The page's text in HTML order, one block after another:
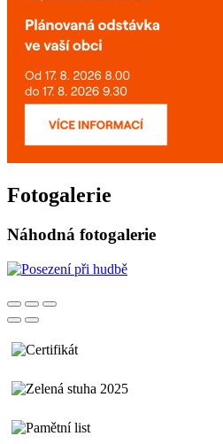
Fotogalerie
Náhodná fotogalerie